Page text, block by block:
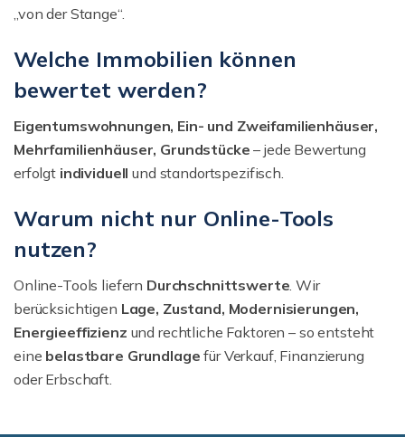
„von der Stange“.
Welche Immobilien können
bewertet werden?
Eigentumswohnungen, Ein- und Zweifamilienhäuser,
Mehrfamilienhäuser, Grundstücke – jede Bewertung
erfolgt individuell und standortspezifisch.
Warum nicht nur Online-Tools
nutzen?
Online-Tools liefern Durchschnittswerte. Wir
berücksichtigen Lage, Zustand, Modernisierungen,
Energieeffizienz und rechtliche Faktoren – so entsteht
eine belastbare Grundlage für Verkauf, Finanzierung
oder Erbschaft.